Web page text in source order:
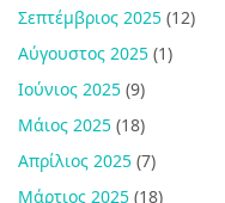
Σεπτέμβριος 2025 (12)
Αύγουστος 2025 (1)
Ιούνιος 2025 (9)
Μάιος 2025 (18)
Απρίλιος 2025 (7)
Μάρτιος 2025 (18)